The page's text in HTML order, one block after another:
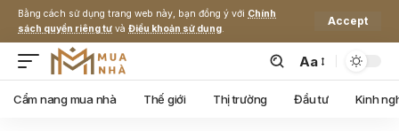
Bằng cách sử dụng trang web này, bạn đồng ý với Chính
sách quyền riêng tư và Điều khoản sử dụng.
Accept
Aa
Cẩm nang mua nhà Thế giới Thị trường Đầu tư Kinh